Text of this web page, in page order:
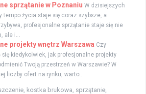
sprzątanie w Poznaniu W dzisiejszych
tempo życia staje się coraz szybsze, a
profesjonalne sprzątanie staje się nie
ale i...
projekty wnętrz Warszawa Czy
się kiedykolwiek, jak profesjonalne projekty
Twoją przestrzeń w Warszawie? W
liczby ofert na rynku, warto...
kostka brukowa sprzątanie